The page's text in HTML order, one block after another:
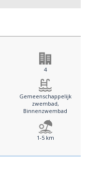
4
Gemeenschappelijk
zwembad,
Binnenzwembad
1-5 km